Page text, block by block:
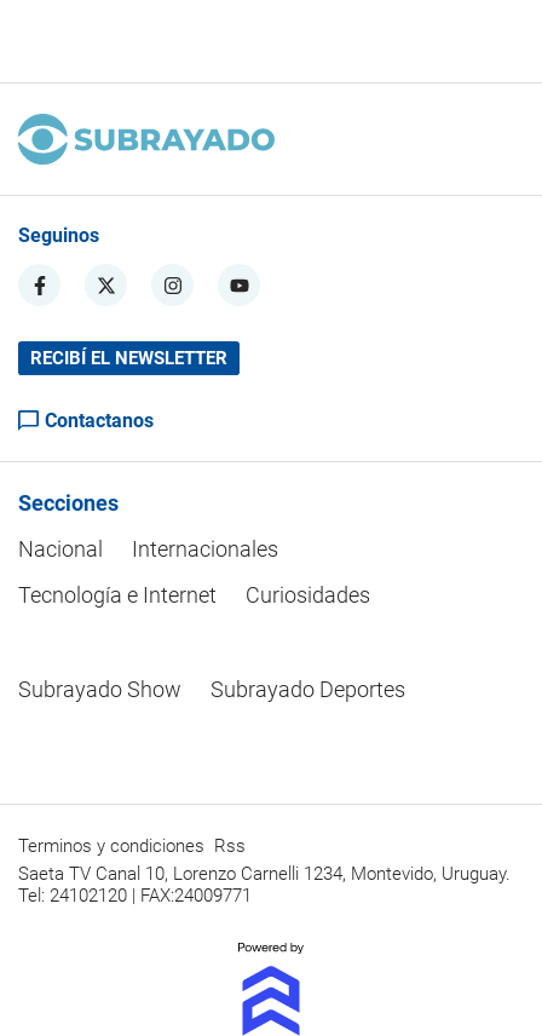
Seguinos
RECIBÍ EL NEWSLETTER
Contactanos
Secciones
Nacional
Internacionales
Tecnología e Internet
Curiosidades
Subrayado Show Subrayado Deportes
Terminos y condiciones Rss
Saeta TV Canal 10, Lorenzo Carnelli 1234, Montevido, Uruguay.
Tel: 24102120 | FAX:24009771